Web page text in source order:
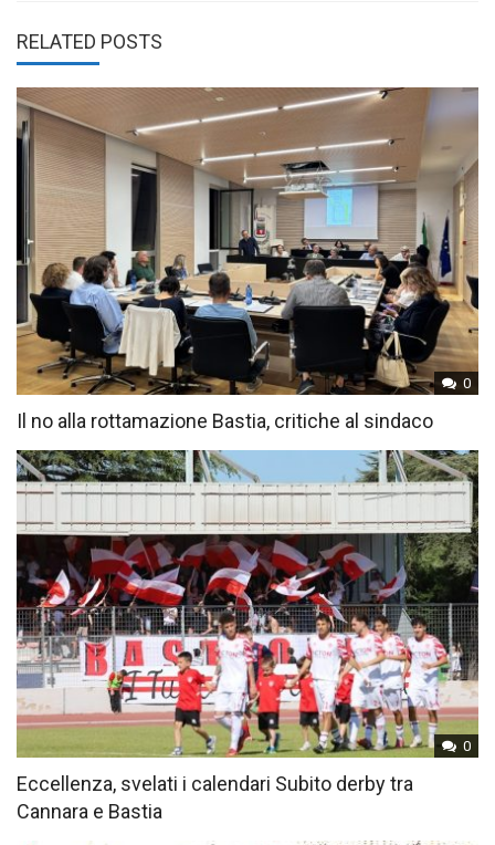
RELATED POSTS
0
Il no alla rottamazione Bastia, critiche al sindaco
0
Eccellenza, svelati i calendari Subito derby tra
Cannara e Bastia